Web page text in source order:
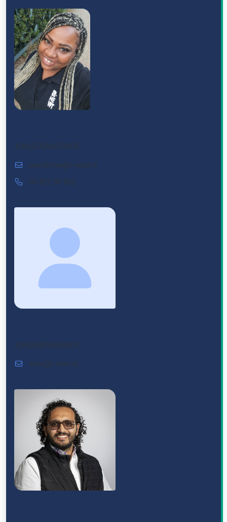
JONGERENWERKER
wenshirley@r-newt.nl
06 822 90 832
JONGERENWERKER
eden@r-newt.nl